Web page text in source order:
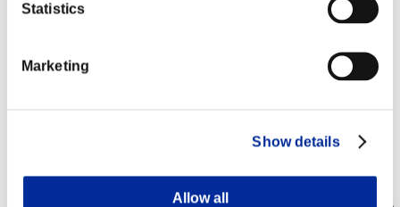
Statistics
Marketing
Show details
Allow all